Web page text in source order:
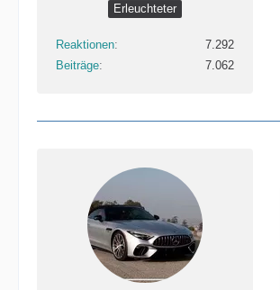
Erleuchteter
Reaktionen
7.292
Beiträge
7.062